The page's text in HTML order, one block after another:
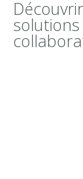
solutions